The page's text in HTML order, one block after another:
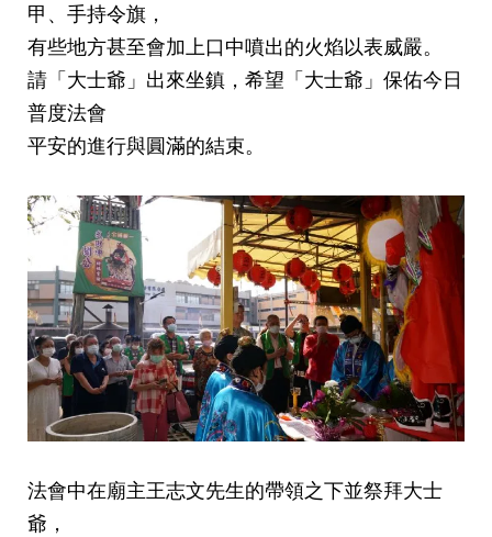
甲、手持令旗，
有些地方甚至會加上口中噴出的火焰以表威嚴。
請「大士爺」出來坐鎮，希望「大士爺」保佑今日
普度法會
平安的進行與圓滿的結束。
法會中在廟主王志文先生的帶領之下並祭拜大士
爺，